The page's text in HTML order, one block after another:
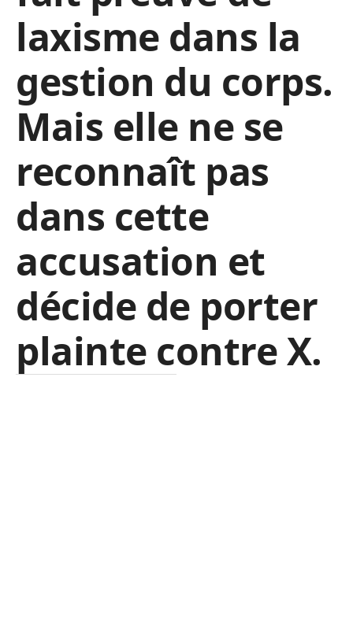
laxisme dans la
gestion du corps.
Mais elle ne se
reconnaît pas
dans cette
accusation et
décide de porter
plainte contre X.